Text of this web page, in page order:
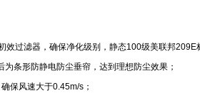
效过滤器，确保净化级别，静态100级美联邦209E
条形防静电防尘垂帘，达到理想防尘效果；
保风速大于0.45m/s；